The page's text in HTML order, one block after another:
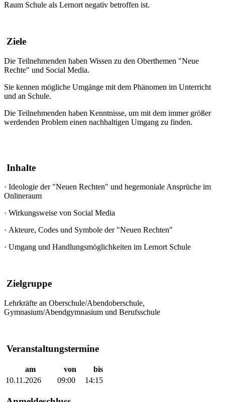
Raum Schule als Lernort negativ betroffen ist.
Ziele
Die Teilnehmenden haben Wissen zu den Oberthemen "Neue
Rechte" und Social Media.
Sie kennen mögliche Umgänge mit dem Phänomen im Unterricht
und an Schule.
Die Teilnehmenden haben Kenntnisse, um mit dem immer größer
werdenden Problem einen nachhaltigen Umgang zu finden.
Inhalte
· Ideologie der "Neuen Rechten" und hegemoniale Ansprüche im
Onlineraum
· Wirkungsweise von Social Media
· Akteure, Codes und Symbole der "Neuen Rechten"
· Umgang und Handlungsmöglichkeiten im Lernort Schule
Zielgruppe
Lehrkräfte an Oberschule/Abendoberschule,
Gymnasium/Abendgymnasium und Berufsschule
Veranstaltungstermine
am von
bis
10.11.2026
09:00 14:15